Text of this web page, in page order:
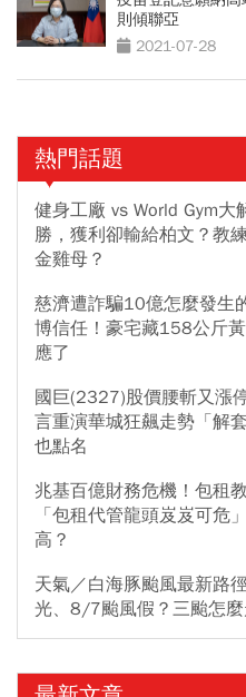
則傾聯亞
2021-07-28
熱門話題
健身工廠 vs World Gym大
勝，獲利卻輸給柏文？教
金雞母？
慈濟遭詐騙10億怎麼發生
博信任！豪宅藏158公斤
應了
國巨(2327)股價腰斬又漲
言重演華城狂飆走勢「解
也點名
兆基百億財務危機！包租
「包租代管龍頭岌岌可危
高？
天氣／白海豚颱風最新路
光、8/7颱風假？三颱怎